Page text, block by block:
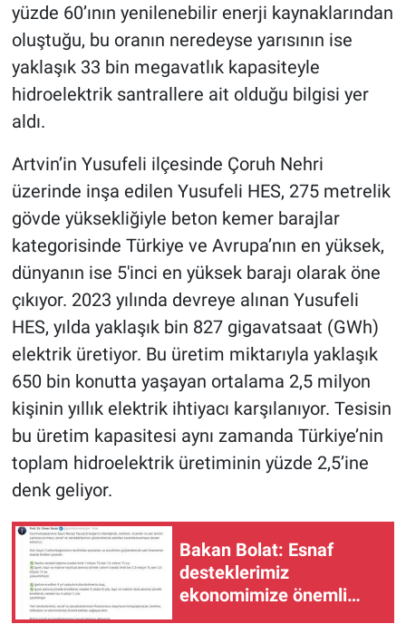
yüzde 60’ının yenilenebilir enerji kaynaklarından
oluştuğu, bu oranın neredeyse yarısının ise
yaklaşık 33 bin megavatlık kapasiteyle
hidroelektrik santrallere ait olduğu bilgisi yer
aldı.
Artvin’in Yusufeli ilçesinde Çoruh Nehri
üzerinde inşa edilen Yusufeli HES, 275 metrelik
gövde yüksekliğiyle beton kemer barajlar
kategorisinde Türkiye ve Avrupa’nın en yüksek,
dünyanın ise 5'inci en yüksek barajı olarak öne
çıkıyor. 2023 yılında devreye alınan Yusufeli
HES, yılda yaklaşık bin 827 gigavatsaat (GWh)
elektrik üretiyor. Bu üretim miktarıyla yaklaşık
650 bin konutta yaşayan ortalama 2,5 milyon
kişinin yıllık elektrik ihtiyacı karşılanıyor. Tesisin
bu üretim kapasitesi aynı zamanda Türkiye’nin
toplam hidroelektrik üretiminin yüzde 2,5’ine
denk geliyor.
Bakan Bolat: Esnaf
desteklerimiz
ekonomimize önemli
katkı sağlayacak